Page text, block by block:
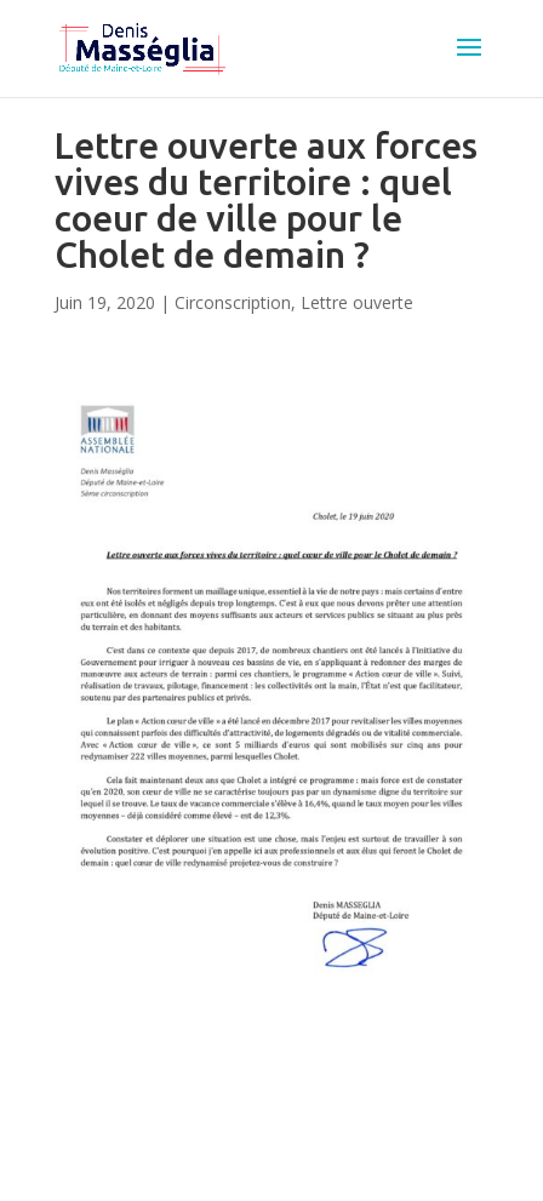
Lettre ouverte aux forces
vives du territoire : quel
coeur de ville pour le
Cholet de demain ?
Juin 19, 2020 | Circonscription, Lettre ouverte